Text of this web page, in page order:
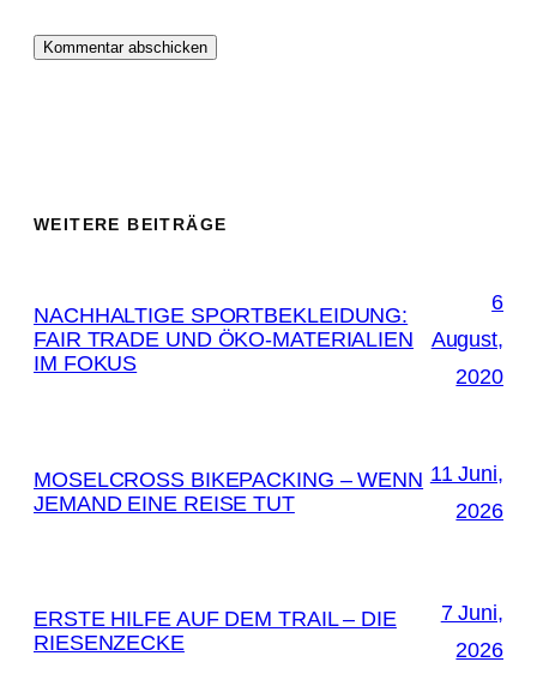
WEITERE BEITRÄGE
NACHHALTIGE SPORTBEKLEIDUNG:
FAIR TRADE UND ÖKO-MATERIALIEN
IM FOKUS
6
August,
2020
MOSELCROSS BIKEPACKING – WENN
JEMAND EINE REISE TUT
11 Juni,
2026
ERSTE HILFE AUF DEM TRAIL – DIE
RIESENZECKE
7 Juni,
2026